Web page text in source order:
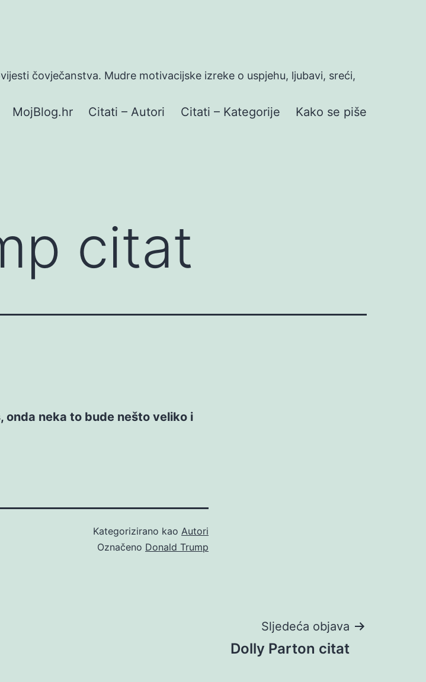
čovječanstva. Mudre motivacijske izreke o uspjehu, ljubavi, sreći,
MojBlog.hr Citati – Autori Citati – Kategorije Kako se piše
citat
onda neka to bude nešto veliko i
Kategorizirano kao Autori
Označeno Donald Trump
Sljedeća objava
Dolly Parton citat